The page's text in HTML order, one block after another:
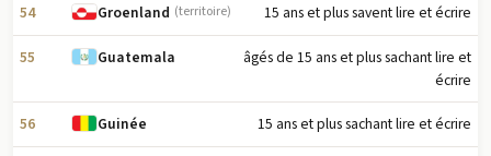
54 Groenland (territoire) 15 ans et plus savent lire et écrire
55 Guatemala
âgés de 15 ans et plus sachant lire et
écrire
56 Guinée 15 ans et plus sachant lire et écrire